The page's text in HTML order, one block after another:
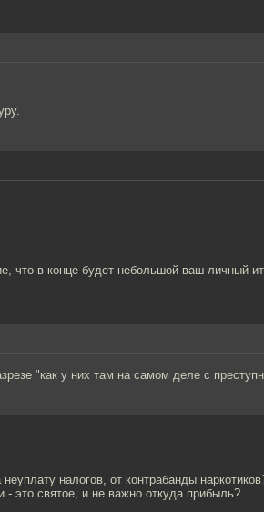
что в конце будет небольшой ваш личный
"как у них там на самом деле с
налогов, от контрабанды
- это святое, и не важно откуда прибыль?